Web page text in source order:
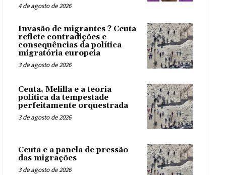
4 de agosto de 2026
Invasão de migrantes ? Ceuta
reflete contradições e
consequências da política
migratória europeia
3 de agosto de 2026
Ceuta, Melilla e a teoria
política da tempestade
perfeitamente orquestrada
3 de agosto de 2026
Ceuta e a panela de pressão
das migrações
3 de agosto de 2026